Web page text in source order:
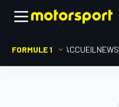
FORMULE 1 ACCUEIL NEWS